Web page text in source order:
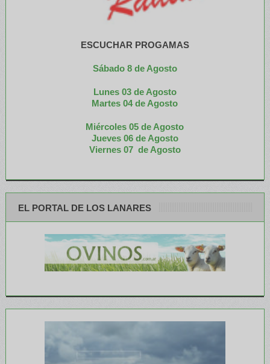
ESCUCHAR PROGAMAS
Sábado 8 de Agosto
Lunes 03 de Agosto
Martes 04 de Agosto
Miércoles 05 de Agosto
Jueves 06 de Agosto
Viernes 07 de Agosto
EL PORTAL DE LOS LANARES